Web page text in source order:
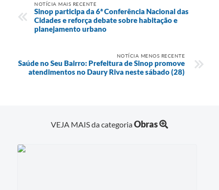
NOTÍCIA MAIS RECENTE
Sinop participa da 6ª Conferência Nacional das
Cidades e reforça debate sobre habitação e
planejamento urbano
NOTÍCIA MENOS RECENTE
Saúde no Seu Bairro: Prefeitura de Sinop promove
atendimentos no Daury Riva neste sábado (28)
VEJA MAIS da categoriaObras